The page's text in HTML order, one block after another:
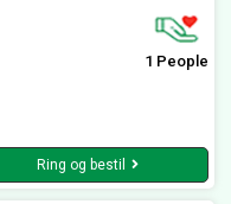
1 People
Ring og bestil